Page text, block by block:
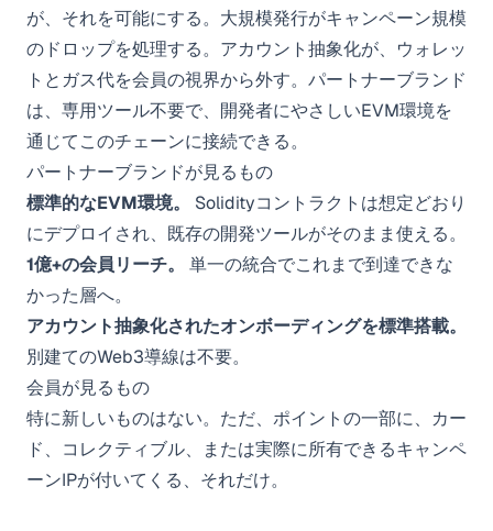
が、それを可能にする。大規模発行がキャンペーン規模
のドロップを処理する。アカウント抽象化が、ウォレッ
トとガス代を会員の視界から外す。パートナーブランド
は、専用ツール不要で、開発者にやさしいEVM環境を
通じてこのチェーンに接続できる。
パートナーブランドが見るもの
標準的なEVM環境。
Solidityコントラクトは想定どおり
にデプロイされ、既存の開発ツールがそのまま使える。
1億+の会員リーチ。
単一の統合でこれまで到達できな
かった層へ。
アカウント抽象化されたオンボーディングを標準搭載。
別建てのWeb3導線は不要。
会員が見るもの
特に新しいものはない。ただ、ポイントの一部に、カー
ド、コレクティブル、または実際に所有できるキャンペ
ーンIPが付いてくる、それだけ。